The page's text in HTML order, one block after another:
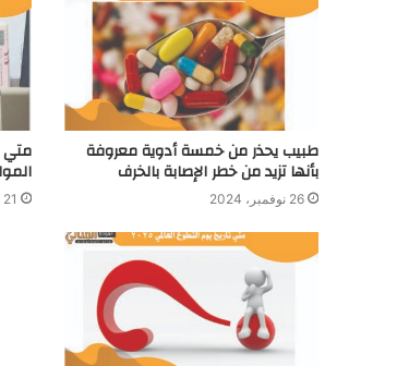
طبيب يحذر من خمسة أدوية معروفة
بأنها تزيد من خطر الإصابة بالخرف
26 نوفمبر، 2024 21 نوفمبر، 2024